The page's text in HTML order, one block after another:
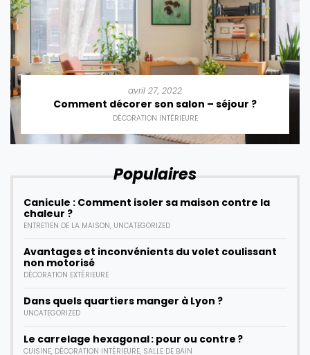
avril 27, 2022
Comment décorer son salon – séjour ?
DÉCORATION INTÉRIEURE
Populaires
Canicule : Comment isoler sa maison contre la
chaleur ?
ENTRETIEN DE LA MAISON, UNCATEGORIZED
Avantages et inconvénients du volet coulissant
non motorisé
DÉCORATION EXTÉRIEURE
Dans quels quartiers manger à Lyon ?
UNCATEGORIZED
Le carrelage hexagonal : pour ou contre ?
CUISINE, DÉCORATION INTÉRIEURE, SALLE DE BAIN